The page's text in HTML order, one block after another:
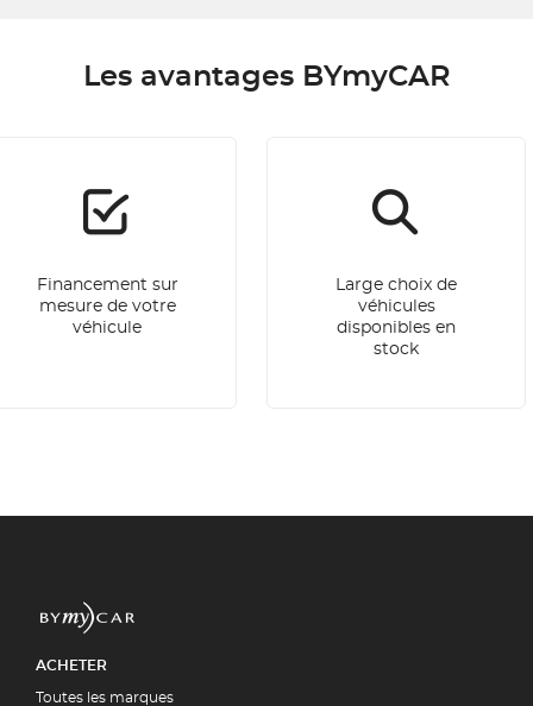
Les avantages BYmyCAR
Financement sur
mesure de votre
véhicule
Large choix de
véhicules
disponibles en
stock
ACHETER
Toutes les marques